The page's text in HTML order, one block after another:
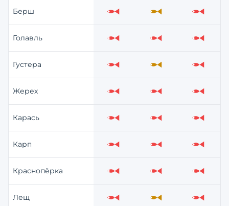
Берш Слабо Средне Слабо
Голавль Слабо Слабо Слабо
Густера Слабо Средне Слабо
Жерех Слабо Слабо Слабо
Карась Слабо Слабо Слабо
Карп Слабо Слабо Слабо
Краснопёрка Слабо Слабо Слабо
Лещ Слабо Средне Слабо